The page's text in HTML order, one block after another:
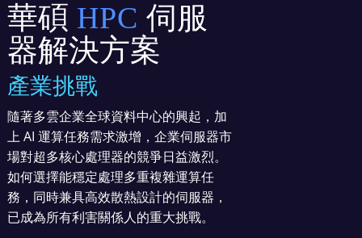
華碩 HPC 伺服
器解決方案
產業挑戰
隨著多雲企業全球資料中心的興起，加
上 AI 運算任務需求激增，企業伺服器市
場對超多核心處理器的競爭日益激烈。
如何選擇能穩定處理多重複雜運算任
務，同時兼具高效散熱設計的伺服器，
已成為所有利害關係人的重大挑戰。